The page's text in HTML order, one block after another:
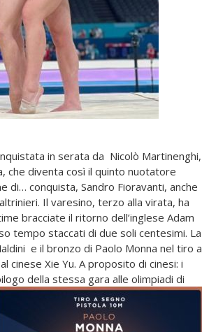
in serata da Nicolò Martinenghi,
che diventa così il quinto nuotatore
di… conquista, Sandro Fioravanti, anche
Il varesino, terzo alla virata, ha
bracciate il ritorno dell’inglese Adam
tempo staccati di due soli centesimi. La
e il bronzo di Paolo Monna nel tiro a
Xie Yu. A proposito di cinesi: i
della stessa gara alle olimpiadi di